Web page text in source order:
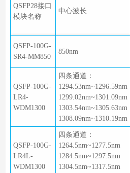
QSFP28接口
模块名称
中心波长
QSFP-100G-
SR4-MM850
850nm
QSFP-100G-
LR4-
WDM1300
四条通道：
1294.53nm~1296.59nm
1299.02nm~1301.09nm
1303.54nm~1305.63nm
1308.09nm~1310.19nm
QSFP-100G-
LR4L-
WDM1300
四条通道：
1264.5nm~1277.5nm
1284.5nm~1297.5nm
1304.5nm~1317.5nm